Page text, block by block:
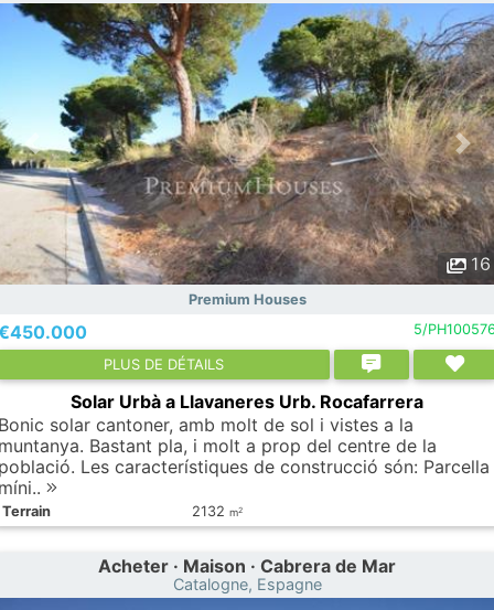
16
Premium Houses
5/
PLUS DE DÉTAILS
Solar Urbà a Llavaneres Urb. Rocafarrera
solar cantoner, amb molt de sol i vistes a la
Bastant pla, i molt a prop del centre de la
Les característiques de construcció són: Parcella
Terrain 2132 m2
Acheter · Maison · Cabrera de Mar
Catalogne, Espagne